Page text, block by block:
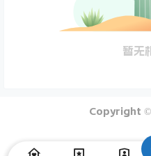
暂无
Copyright ©